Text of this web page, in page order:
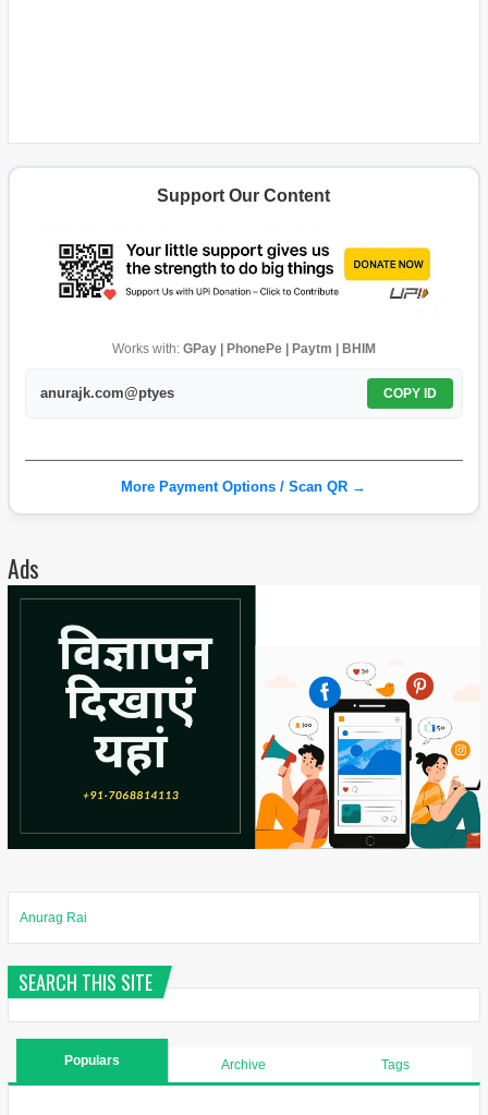
Support Our Content
Works with: GPay | PhonePe | Paytm | BHIM
anurajk.com@ptyes COPY ID
More Payment Options / Scan QR →
Ads
Anurag Rai
SEARCH THIS SITE
Populars Archive Tags